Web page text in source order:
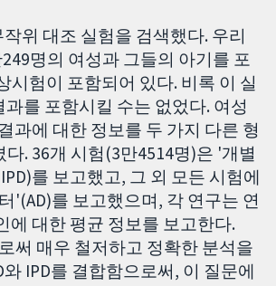
위 대조 실험을 검색했다. 우리
명의 여성과 그들의 아기를 포
시험이 포함되어 있다. 비록 이 실
과를 포함시킬 수는 없었다. 여성
과에 대한 정보를 두 가지 다른 형
. 36개 시험(3만4514명)은 '개별
를 보고했고, 그 외 모든 시험에
'(AD)를 보고했으며, 각 연구는 연
에 대한 평균 정보를 보고한다.
써 매우 철저하고 정확한 분석을
와 IPD를 결합함으로써, 이 질문에